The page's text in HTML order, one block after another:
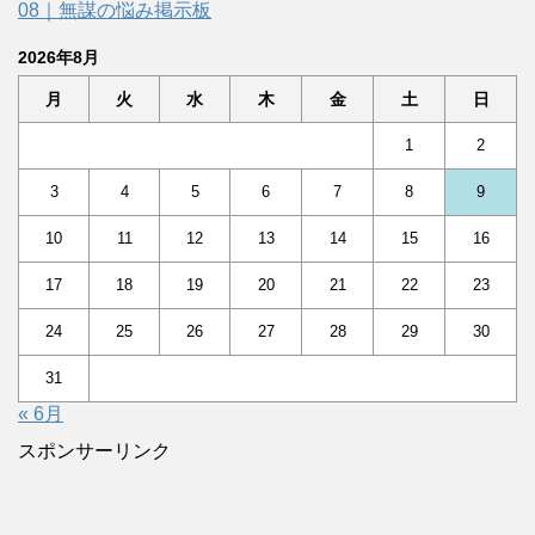
08｜無謀の悩み掲示板
2026年8月
月 火 水 木 金 土 日
1 2
3 4 5 6 7 8 9
10 11 12 13 14 15 16
17 18 19 20 21 22 23
24 25 26 27 28 29 30
31
« 6月
スポンサーリンク